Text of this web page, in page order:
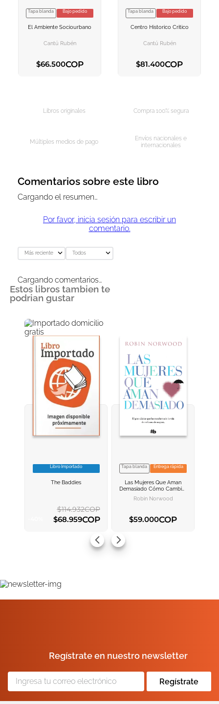
VER INFORMACION
Tapa blanda Bajo pedido
El Ambiente Sociourbano
Cantú Rubén
$66.500COP
VER INFORMACION
Tapa blanda Bajo pedido
Centro Historico Critico
Cantú Rubén
$81.400COP
Libros originales Compra 100% segura
Múltiples medios de pago
Envíos nacionales e
internacionales
Comentarios sobre este libro
Cargando el resumen…
Por favor, inicia sesión para escribir un
comentario.
Más reciente Todos
Cargando comentarios…
Estos libros tambien te
podrian gustar
VER INFORMACION
Libro Importado
The Baddies
$114.932COP
$68.959COP
VER INFORMACION
AGREGAR AL
Tapa blanda Entrega rápida
Las Mujeres Que Aman
Demasiado Cómo Cambiar
Nuestra Manera De Amar Y
Así Dejar De Sufrir
Robin Norwood
$59.000COP
Regístrate en nuestro newsletter
Regístrate